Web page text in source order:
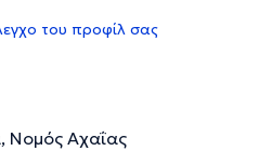
του προφίλ σας
Νομός Αχαΐας